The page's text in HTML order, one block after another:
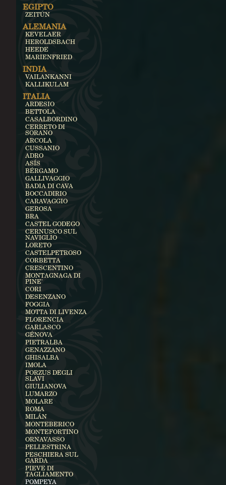
EGIPTO
ZEITÚN
ALEMANIA
KEVELAER
HEROLDSBACH
HEEDE
MARIENFRIED
INDIA
VAILANKANNI
KALLIKULAM
ITALIA
ARDESIO
BETTOLA
CASALBORDINO
CERRETO DI
SORANO
ARCOLA
CUSSANIO
ADRO
ASÍS
BÉRGAMO
GALLIVAGGIO
BADIA DI CAVA
BOCCADIRIO
CARAVAGGIO
GEROSA
BRA
CASTEL GODEGO
CERNUSCO SUL
NAVIGLIO
LORETO
CASTELPETROSO
CORBETTA
CRESCENTINO
MONTAGNAGA DI
PINE'
CORI
DESENZANO
FOGGIA
MOTTA DI LIVENZA
FLORENCIA
GARLASCO
GÉNOVA
PIETRALBA
GENAZZANO
GHISALBA
IMOLA
PORZUS DEGLI
SLAVI
GIULIANOVA
LUMARZO
MOLARE
ROMA
MILÁN
MONTEBERICO
MONTEFORTINO
ORNAVASSO
PELLESTRINA
PESCHIERA SUL
GARDA
PIEVE DI
TAGLIAMENTO
POMPEYA